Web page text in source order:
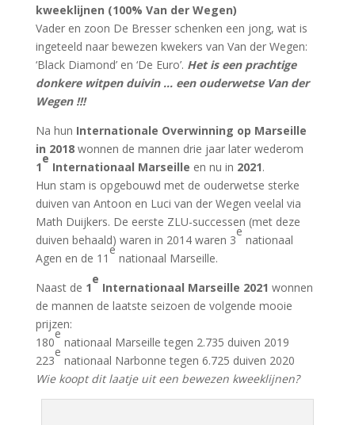
kweeklijnen (100% Van der Wegen)
Vader en zoon De Bresser schenken een jong, wat is
ingeteeld naar bewezen kwekers van Van der Wegen:
‘Black Diamond’ en ‘De Euro’. Het is een prachtige
donkere witpen duivin … een ouderwetse Van der
Wegen !!!
Na hun Internationale Overwinning op Marseille
in 2018wonnen de mannen drie jaar later wederom
1
e
Internationaal Marseille en nu in 2021.
Hun stam is opgebouwd met de ouderwetse sterke
duiven van Antoon en Luci van der Wegen veelal via
Math Duijkers. De eerste ZLU-successen (met deze
duiven behaald) waren in 2014 waren 3
e
nationaal
Agen en de 11
e
nationaal Marseille.
Naast de 1
e
Internationaal Marseille 2021 wonnen
de mannen de laatste seizoen de volgende mooie
prijzen:
180
e
nationaal Marseille tegen 2.735 duiven 2019
223
e
nationaal Narbonne tegen 6.725 duiven 2020
Wie koopt dit laatje uit een bewezen kweeklijnen?